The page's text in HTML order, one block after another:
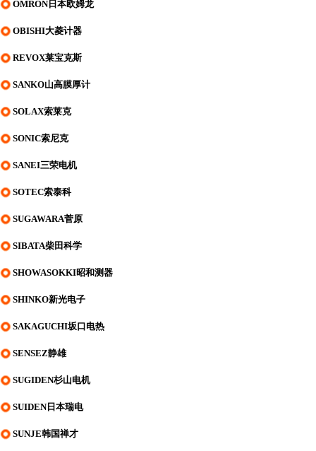
OMRON日本欧姆龙
OBISHI大菱计器
REVOX莱宝克斯
SANKO山高膜厚计
SOLAX索莱克
SONIC索尼克
SANEI三荣电机
SOTEC索泰科
SUGAWARA菅原
SIBATA柴田科学
SHOWASOKKI昭和测器
SHINKO新光电子
SAKAGUCHI坂口电热
SENSEZ静雄
SUGIDEN杉山电机
SUIDEN日本瑞电
SUNJE韩国禅才